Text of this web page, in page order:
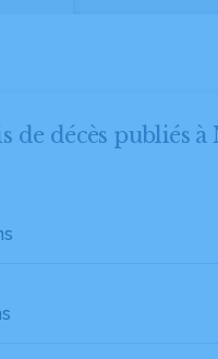
de décès publiés